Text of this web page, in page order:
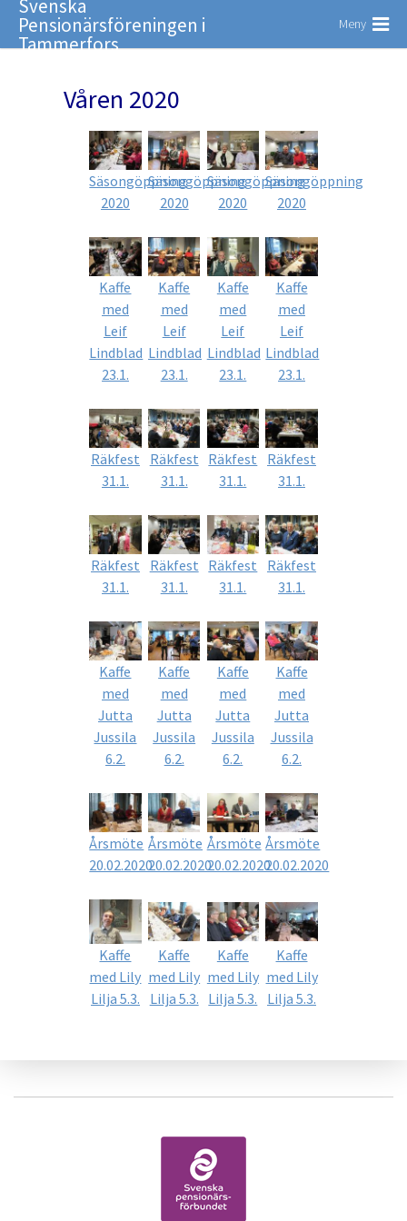
Svenska
Pensionärsföreningen i
Tammerfors
Meny
Våren 2020
Säsongöppning
2020
Säsongöppning
2020
Säsongöppning
2020
Säsongöppning
2020
Kaffe
med
Leif
Lindblad
23.1.
Kaffe
med
Leif
Lindblad
23.1.
Kaffe
med
Leif
Lindblad
23.1.
Kaffe
med
Leif
Lindblad
23.1.
Räkfest
31.1.
Räkfest
31.1.
Räkfest
31.1.
Räkfest
31.1.
Räkfest
31.1.
Räkfest
31.1.
Räkfest
31.1.
Räkfest
31.1.
Kaffe
med
Jutta
Jussila
6.2.
Kaffe
med
Jutta
Jussila
6.2.
Kaffe
med
Jutta
Jussila
6.2.
Kaffe
med
Jutta
Jussila
6.2.
Årsmöte
20.02.2020
Årsmöte
20.02.2020
Årsmöte
20.02.2020
Årsmöte
20.02.2020
Kaffe
med Lily
Lilja 5.3.
Kaffe
med Lily
Lilja 5.3.
Kaffe
med Lily
Lilja 5.3.
Kaffe
med Lily
Lilja 5.3.